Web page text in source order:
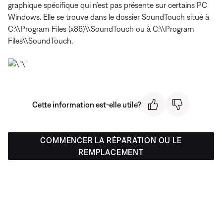
graphique spécifique qui n’est pas présente sur certains PC
Windows. Elle se trouve dans le dossier SoundTouch situé à
C:\\Program Files (x86)\\SoundTouch ou à C:\\Program
Files\\SoundTouch.
Cette information est-elle utile?
COMMENCER LA RÉPARATION OU LE
REMPLACEMENT